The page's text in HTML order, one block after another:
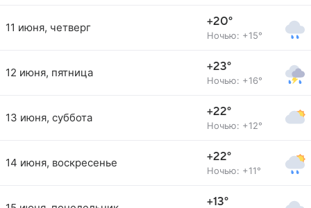
11 июня, четверг +20°
Ночью: +15°
12 июня, пятница +23°
Ночью: +16°
13 июня, суббота +22°
Ночью: +12°
14 июня, воскресенье +22°
Ночью: +11°
+13°